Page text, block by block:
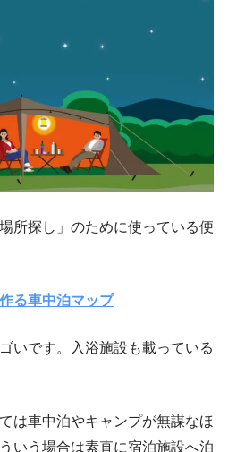
所探し」のために使っている便
る車中泊マップ
いです。入浴施設も載っている
は車中泊やキャンプが無謀なほ
いう場合は素直に宿泊施設へ泊